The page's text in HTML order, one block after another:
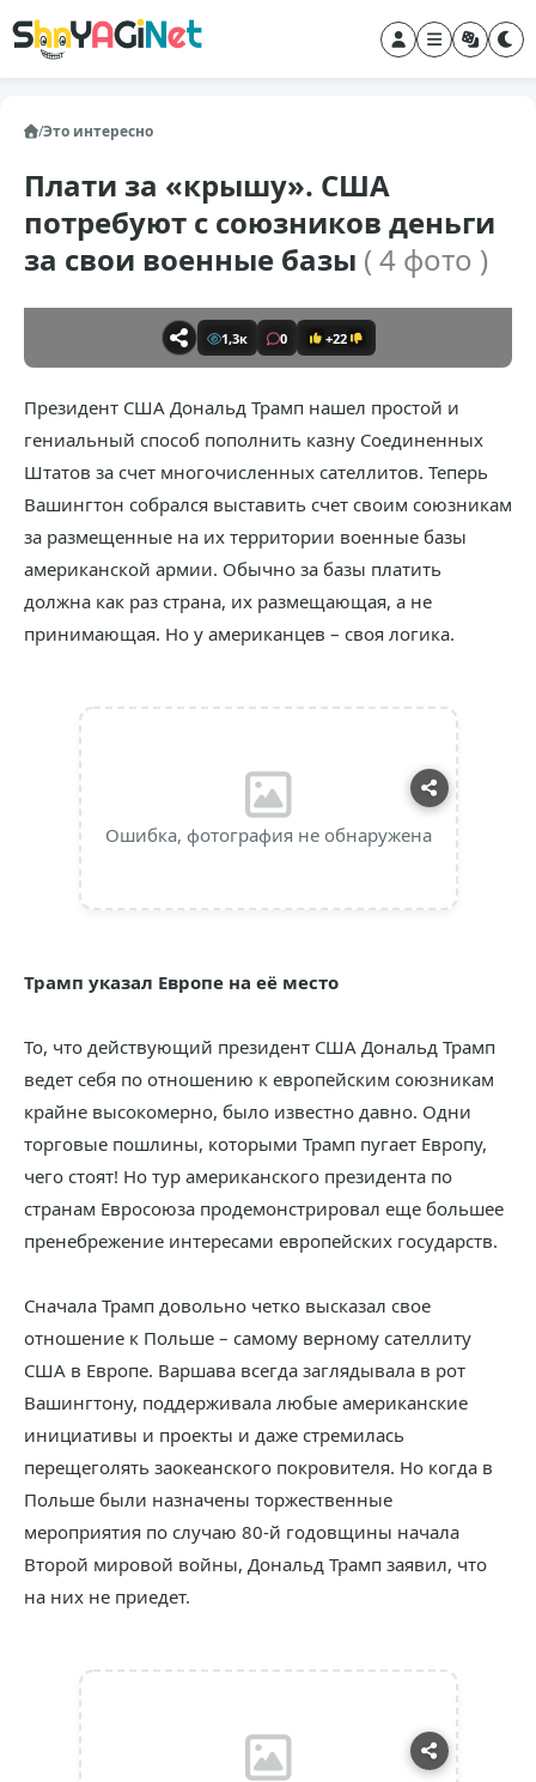
/Это интересно
Плати за «крышу». США
потребуют с союзников деньги
за свои военные базы ( 4 фото )
1,3к 0 +22
Президент США Дональд Трамп нашел простой и
гениальный способ пополнить казну Соединенных
Штатов за счет многочисленных сателлитов. Теперь
Вашингтон собрался выставить счет своим союзникам
за размещенные на их территории военные базы
американской армии. Обычно за базы платить
должна как раз страна, их размещающая, а не
принимающая. Но у американцев – своя логика.
Ошибка, фотография не обнаружена
Трамп указал Европе на её место
То, что действующий президент США Дональд Трамп
ведет себя по отношению к европейским союзникам
крайне высокомерно, было известно давно. Одни
торговые пошлины, которыми Трамп пугает Европу,
чего стоят! Но тур американского президента по
странам Евросоюза продемонстрировал еще большее
пренебрежение интересами европейских государств.
Сначала Трамп довольно четко высказал свое
отношение к Польше – самому верному сателлиту
США в Европе. Варшава всегда заглядывала в рот
Вашингтону, поддерживала любые американские
инициативы и проекты и даже стремилась
перещеголять заокеанского покровителя. Но когда в
Польше были назначены торжественные
мероприятия по случаю 80-й годовщины начала
Второй мировой войны, Дональд Трамп заявил, что
на них не приедет.